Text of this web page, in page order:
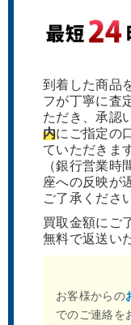
到着した商品
フが丁寧に査
ただき、承認
内にご指定の
ていただきま
（銀行営業時
座への反映が
ご了承くださ
買取金額にご
無料で返送い
お客様からの
でのご連絡を